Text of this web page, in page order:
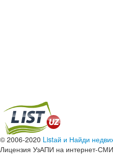
© 2006-2020 Listай и Найди
Лицензия УзАПИ на интернет-